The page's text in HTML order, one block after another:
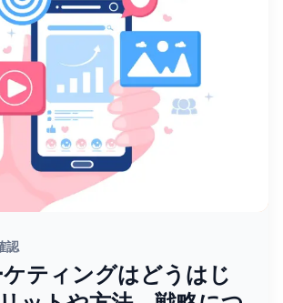
認
ティングはどうはじ